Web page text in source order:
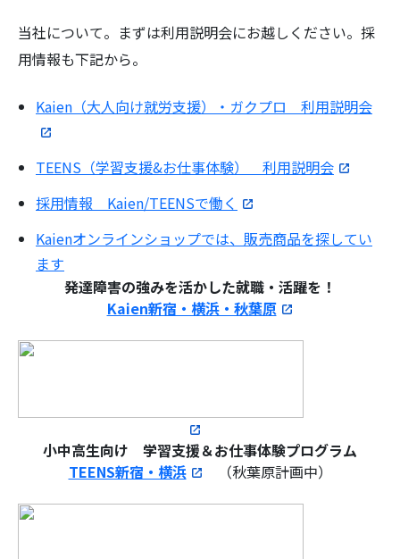
当社について。まずは利用説明会にお越しください。採
用情報も下記から。
Kaien（大人向け就労支援）・ガクプロ 利用説明会
TEENS（学習支援&お仕事体験） 利用説明会
採用情報 Kaien/TEENSで働く
Kaienオンラインショップでは、販売商品を探してい
ます
発達障害の強みを活かした就職・活躍を！
Kaien新宿・横浜・秋葉原
小中高生向け 学習支援＆お仕事体験プログラム
TEENS新宿・横浜
（秋葉原計画中）